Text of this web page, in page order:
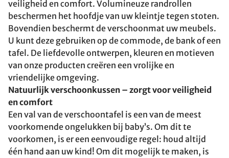
veiligheid en comfort. Volumineuze randrollen
beschermen het hoofdje van uw kleintje tegen stoten.
Bovendien beschermt de verschoonmat uw meubels.
U kunt deze gebruiken op de commode, de bank of een
tafel. De liefdevolle ontwerpen, kleuren en motieven
van onze producten creëren een vrolijke en
vriendelijke omgeving.
Natuurlijk verschoonkussen – zorgt voor veiligheid
en comfort
Een val van de verschoontafel is een van de meest
voorkomende ongelukken bij baby’s. Om dit te
voorkomen, is er een eenvoudige regel: houd altijd
één hand aan uw kind! Om dit mogelijk te maken, is